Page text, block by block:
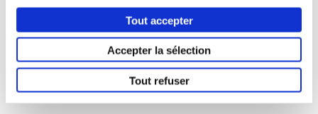
Tout accepter
Accepter la sélection
Tout refuser